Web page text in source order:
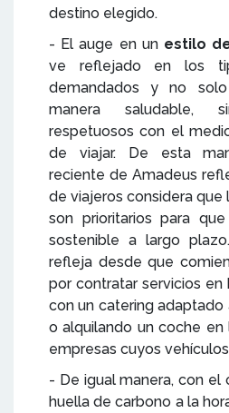
destino elegido.
- El auge en un estilo
ve reflejado en los
demandados y no
manera saludable,
respetuosos con el
de viajar. De esta
reciente de Amadeus
de viajeros considera que
son prioritarios para
sostenible a largo
refleja desde que
por contratar servicios
con un catering
o alquilando un coche
empresas cuyos
- De igual manera, con
huella de carbono a la